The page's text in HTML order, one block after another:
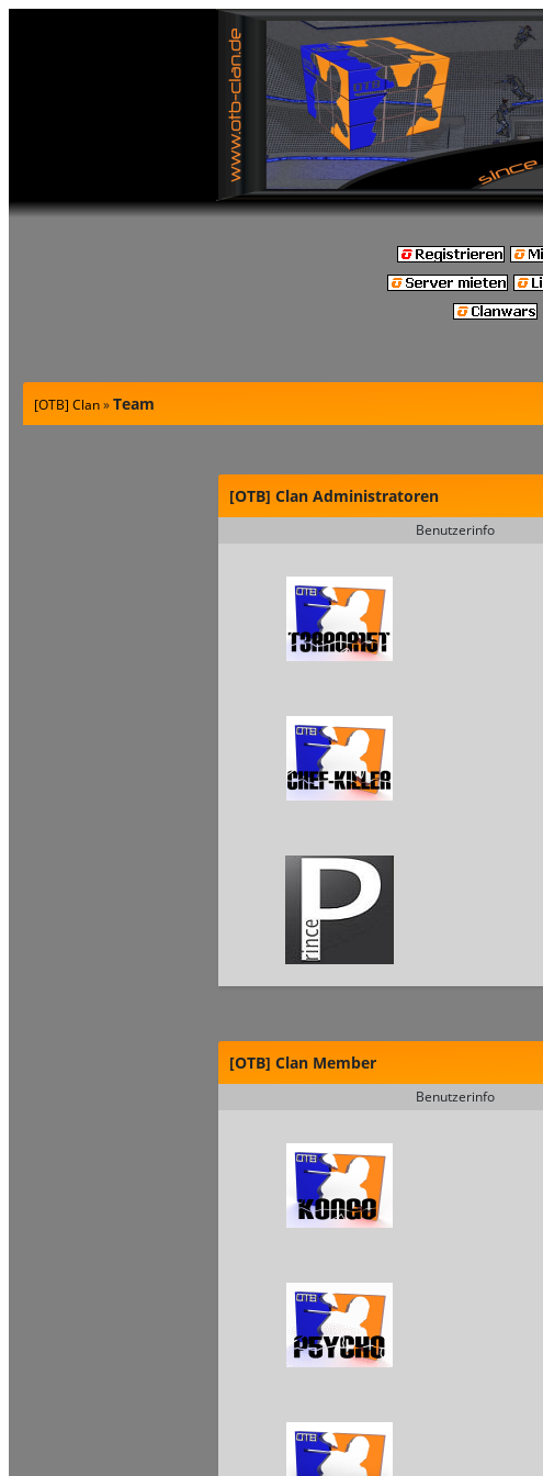
[OTB] Clan»Team
[OTB] Clan Administratoren
Benutzerinfo
[OTB] Clan Member
Benutzerinfo